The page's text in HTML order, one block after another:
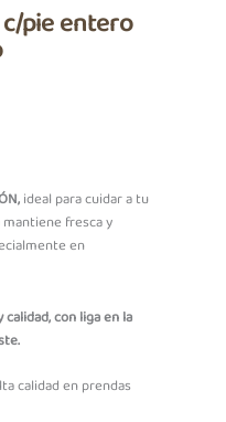
pie entero
ideal para cuidar a tu
mantiene fresca y
en
con liga en la
calidad en prendas